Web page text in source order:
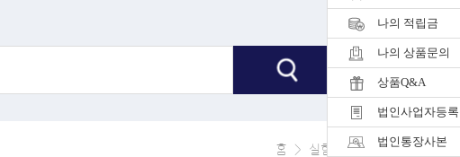
홈 > 실험소모품/비품
나의 적립금
나의 상품문의
상품Q&A
법인사업자등
법인통장사본